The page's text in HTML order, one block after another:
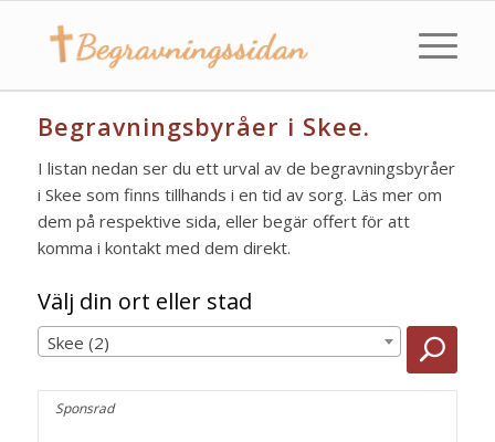
Begravningsbyråer i Skee.
I listan nedan ser du ett urval av de begravningsbyråer
i Skee som finns tillhands i en tid av sorg. Läs mer om
dem på respektive sida, eller begär offert för att
komma i kontakt med dem direkt.
Välj din ort eller stad
Skee (2)
Sponsrad